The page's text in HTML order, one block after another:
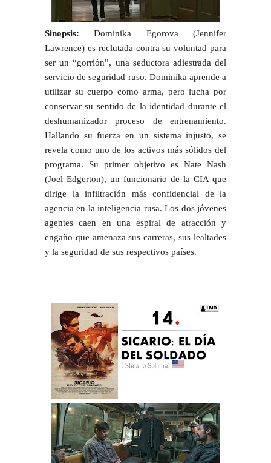
Sinopsis:Dominika Egorova (Jennifer
Lawrence) es reclutada contra su voluntad para
ser un “gorrión”, una seductora adiestrada del
servicio de seguridad ruso. Dominika aprende a
utilizar su cuerpo como arma, pero lucha por
conservar su sentido de la identidad durante el
deshumanizador proceso de entrenamiento.
Hallando su fuerza en un sistema injusto, se
revela como uno de los activos más sólidos del
programa. Su primer objetivo es Nate Nash
(Joel Edgerton), un funcionario de la CIA que
dirige la infiltración más confidencial de la
agencia en la inteligencia rusa. Los dos jóvenes
agentes caen en una espiral de atracción y
engaño que amenaza sus carreras, sus lealtades
y la seguridad de sus respectivos países.